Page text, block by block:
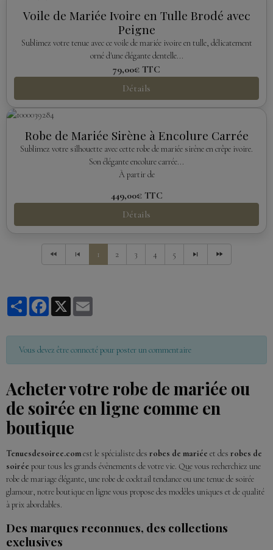
Voile de Mariée Ivoire en Tulle Brodé avec
Peigne
Sublimez votre tenue avec ce voile de mariée ivoire en tulle, délicatement
orné d'une élégante dentelle...
79,00€ TTC
Détails
Robe de Mariée Sirène à Encolure Carrée
Sublimez votre silhouette avec cette robe de mariée sirène en crêpe ivoire.
Son élégante encolure carrée...
À partir de
449,00€ TTC
Détails
1 2 3 4 5
PartagerFacebook
X
Vous devez être connecté pour poster un commentaire
Acheter votre robe de mariée ou
de soirée en ligne comme en
boutique
Tenuesdesoiree.comest le spécialiste des robes de mariée et des robes de
soirée pour tous les grands évènements de votre vie. Que vous recherchiez une
robe de mariage élégante, une robe de cocktail tendance ou une tenue de soirée
glamour, notre boutique en ligne vous propose des modèles uniques et de qualité
à prix abordables.
Des marques reconnues, des collections
exclusives